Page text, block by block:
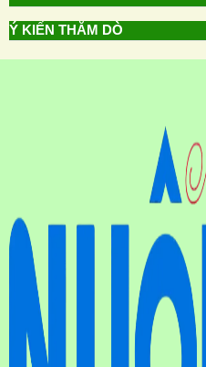
Ý KIẾN THĂM DÒ